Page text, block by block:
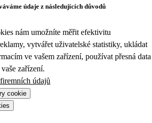
údaje z následujících důvodů
nám umožníte měřit efektivitu
vytvářet uživatelské statistiky, ukládat
ve vašem zařízení, používat přesná data
zařízení.
údajů
cookie